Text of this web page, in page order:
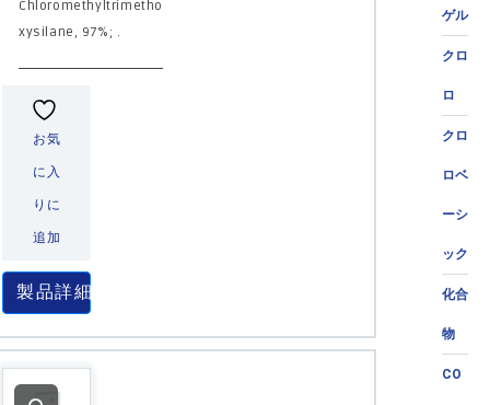
ゲル
クロ
ロ
クロ
ロベ
ーシ
ック
化合
物
CO
Chloromethyltrimetho
xysilane, 97%; .
お気
に入
りに
追加
製品詳細